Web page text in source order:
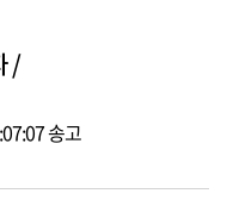
/
송고